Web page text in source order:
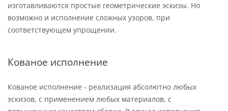
изготавливаются простые геометрические эскизы. Но
возможно и исполнение сложных узоров, при
соответствующем упрощении.
Кованое исполнение
Кованое исполнение - реализация абсолютно любых
эскизов, с применением любых материалов, с